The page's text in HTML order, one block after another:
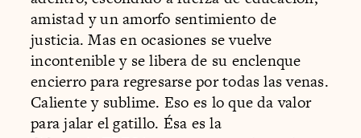
amistad y un amorfo sentimiento de
justicia. Mas en ocasiones se vuelve
incontenible y se libera de su enclenque
encierro para regresarse por todas las venas.
Caliente y sublime. Eso es lo que da valor
para jalar el gatillo. Ésa es la